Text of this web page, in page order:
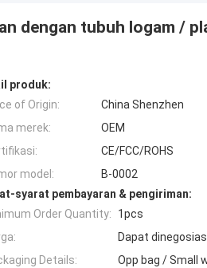
dengan tubuh logam /
produk:
of Origin:
China Shenzhen
merek:
OEM
CE/FCC/ROHS
model:
B-0002
syarat pembayaran & pengiriman:
Order Quantity:
1pcs
Dapat
Details:
Opp bag / Small